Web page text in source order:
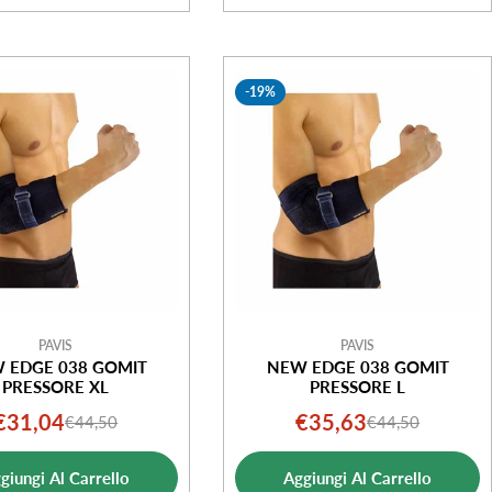
PAVIS
EDGE 038 GOMIT
PRESSORE XL
Prezzo
di
Prezzo
normale
€44,50
Al Carrello
-19%
PAVIS
NEW EDGE 038 GOMIT
PRESSORE L
Prezzo
di
€35,63Prezzo
normale
€44,50
Aggiungi Al Carrello